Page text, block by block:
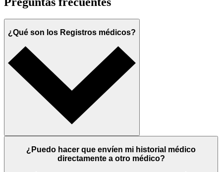
¿Qué son los Registros médicos?
¿Puedo hacer que envíen mi historial médico
directamente a otro médico?